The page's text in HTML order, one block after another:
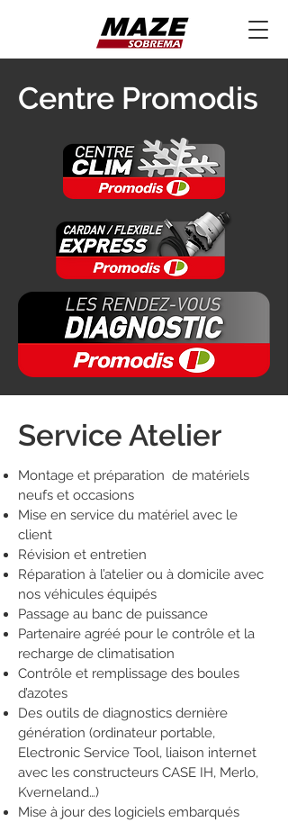
Centre Promodis
Service Atelier
Montage et préparation de matériels
neufs et occasions
Mise en service du matériel avec le
client
Révision et entretien
Réparation à l’atelier ou à domicile avec
nos véhicules équipés
Passage au banc de puissance
Partenaire agréé pour le contrôle et la
recharge de climatisation
Contrôle et remplissage des boules
d’azotes
Des outils de diagnostics dernière
génération (ordinateur portable,
Electronic Service Tool, liaison internet
avec les constructeurs CASE IH, Merlo,
Kverneland…)
Mise à jour des logiciels embarqués